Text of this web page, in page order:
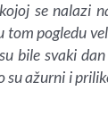
se nalazi
tom pogledu
bile svaki
su ažurni i